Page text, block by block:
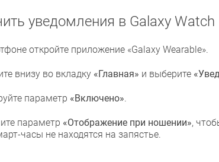
уведомления в Galaxy Watch
откройте приложение «Galaxy Wearable».
внизу во вкладку «Главная» и выберите
параметр «Включено».
параметр «Отображение при ношении»,
часы не находятся на запястье.